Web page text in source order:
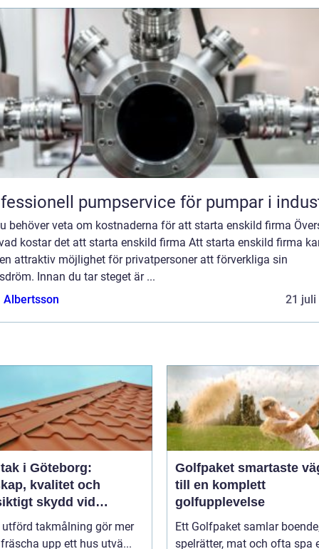
pumpservice för pumpar i
behöver veta om kostnaderna för att starta enskild firma
kostar det att starta enskild firma Att starta enskild firma
attraktiv möjlighet för privatpersoner att förverkliga sin
Innan du tar steget är ...
Albertsson
21 juli
i Göteborg:
kvalitet och
skydd vid
i Göteborg
utförd takmålning gör mer
upp ett hus utvä...
Golfpaket smartaste vägen
till en komplett
golfupplevelse
Ett Golfpaket samlar
spelrätter, mat och ofta spa